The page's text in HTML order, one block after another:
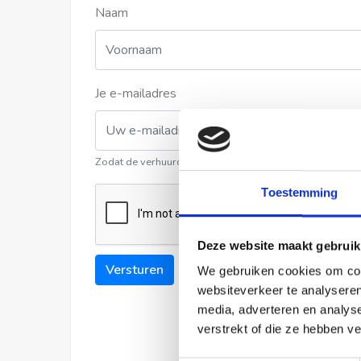
Toestemming
Deze website maakt
We gebruiken cookies om
websiteverkeer te
media, adverteren en
verstrekt of die ze hebben
Naam
Je e-mailadres
Zodat de verhuurder contact met u kan opnemen
Versturen